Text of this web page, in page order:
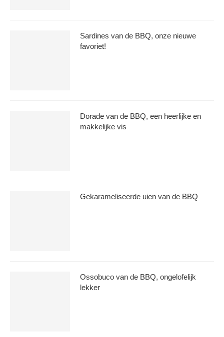
Sardines van de BBQ, onze nieuwe
favoriet!
Dorade van de BBQ, een heerlijke en
makkelijke vis
Gekarameliseerde uien van de BBQ
Ossobuco van de BBQ, ongelofelijk
lekker